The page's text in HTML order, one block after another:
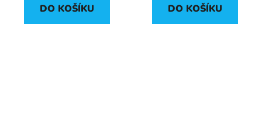
DO KOŠÍKU DO KOŠÍKU